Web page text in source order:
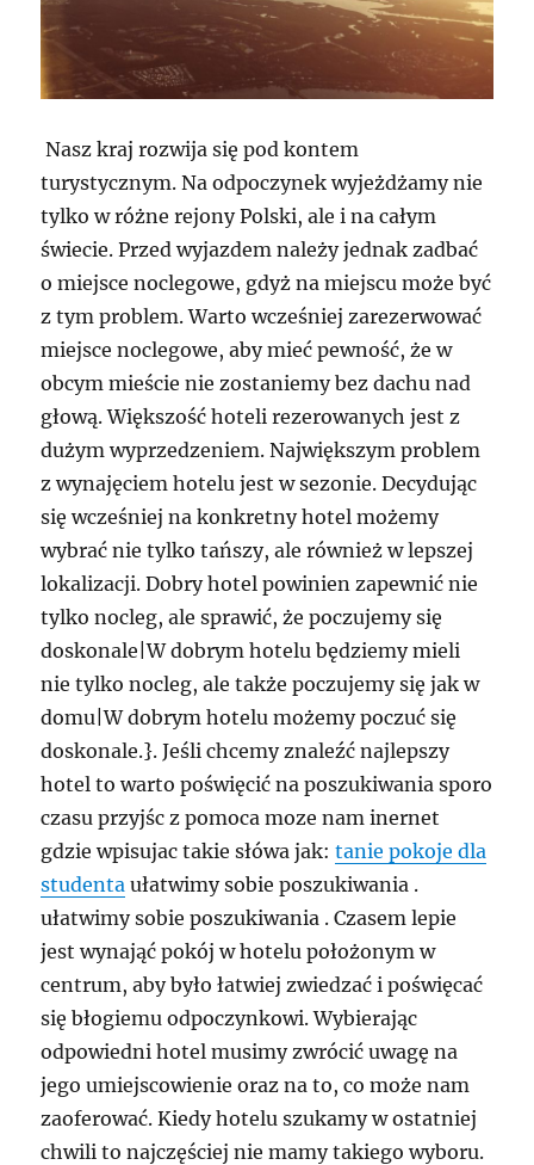
Nasz kraj rozwija się pod kontem
turystycznym. Na odpoczynek wyjeżdżamy nie
tylko w różne rejony Polski, ale i na całym
świecie. Przed wyjazdem należy jednak zadbać
o miejsce noclegowe, gdyż na miejscu może być
z tym problem. Warto wcześniej zarezerwować
miejsce noclegowe, aby mieć pewność, że w
obcym mieście nie zostaniemy bez dachu nad
głową. Większość hoteli rezerowanych jest z
dużym wyprzedzeniem. Największym problem
z wynajęciem hotelu jest w sezonie. Decydując
się wcześniej na konkretny hotel możemy
wybrać nie tylko tańszy, ale również w lepszej
lokalizacji. Dobry hotel powinien zapewnić nie
tylko nocleg, ale sprawić, że poczujemy się
doskonale|W dobrym hotelu będziemy mieli
nie tylko nocleg, ale także poczujemy się jak w
domu|W dobrym hotelu możemy poczuć się
doskonale.}. Jeśli chcemy znaleźć najlepszy
hotel to warto poświęcić na poszukiwania sporo
czasu przyjśc z pomoca moze nam inernet
gdzie wpisujac takie słówa jak:tanie pokoje dla
studenta ułatwimy sobie poszukiwania .
ułatwimy sobie poszukiwania . Czasem lepie
jest wynająć pokój w hotelu położonym w
centrum, aby było łatwiej zwiedzać i poświęcać
się błogiemu odpoczynkowi. Wybierając
odpowiedni hotel musimy zwrócić uwagę na
jego umiejscowienie oraz na to, co może nam
zaoferować. Kiedy hotelu szukamy w ostatniej
chwili to najczęściej nie mamy takiego wyboru.